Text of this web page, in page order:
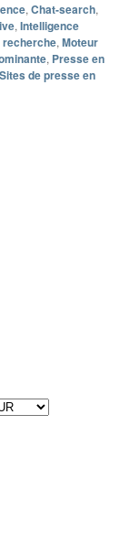
,Chat-search,
,Intelligence
recherche,Moteur
, Presse en
Sites de presse en